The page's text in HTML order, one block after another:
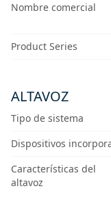
Nombre comercial
Product Series
ALTAVOZ
Tipo de sistema
Dispositivos
Características del
altavoz